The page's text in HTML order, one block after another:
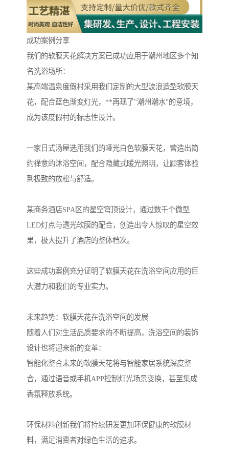
成功案例分享
我们的软膜天花解决方案已成功应用于潮州地区多个知
名洗浴场所：
某高端温泉度假村采用我们定制的大型波浪造型软膜天
花，配合蓝色渐变灯光，**再现了"潮州潮水"的意境，
成为该度假村的标志性设计。
一家日式汤屋选用我们的哑光白色软膜天花，营造出简
约禅意的沐浴空间，配合隐藏式暖光照明，让顾客体验
到极致的放松与舒适。
某商务酒店SPA区的星空穹顶设计，通过数千个微型
LED灯点与透光软膜的配合，创造出令人惊叹的星空效
果，极大提升了酒店的整体档次。
这些成功案例充分证明了软膜天花在洗浴空间应用的巨
大潜力和我们的专业实力。
未来趋势：软膜天花在洗浴空间的发展
随着人们对生活品质要求的不断提高，洗浴空间的装饰
设计也将迎来新的变革：
智能化整合未来的软膜天花将与智能家居系统深度整
合，通过语音或手机APP控制灯光场景变换，甚至集成
香氛释放系统。
环保材料创新我们将持续研发更加环保健康的软膜材
料，满足消费者对绿色生活的追求。